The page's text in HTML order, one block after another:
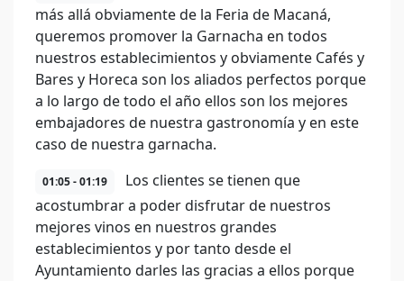
más allá obviamente de la Feria de Macaná,
queremos promover la Garnacha en todos
nuestros establecimientos y obviamente Cafés y
Bares y Horeca son los aliados perfectos porque
a lo largo de todo el año ellos son los mejores
embajadores de nuestra gastronomía y en este
caso de nuestra garnacha.
01:05 - 01:19
Los clientes se tienen que
acostumbrar a poder disfrutar de nuestros
mejores vinos en nuestros grandes
establecimientos y por tanto desde el
Ayuntamiento darles las gracias a ellos porque